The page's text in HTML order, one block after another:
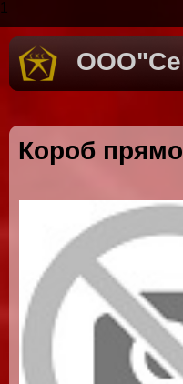
1
Короб